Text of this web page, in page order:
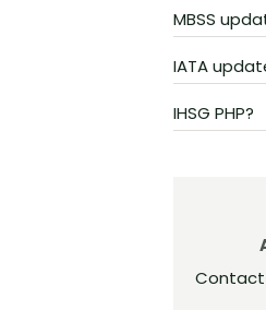
MBSS
IATA
IHSG PHP?
Contact